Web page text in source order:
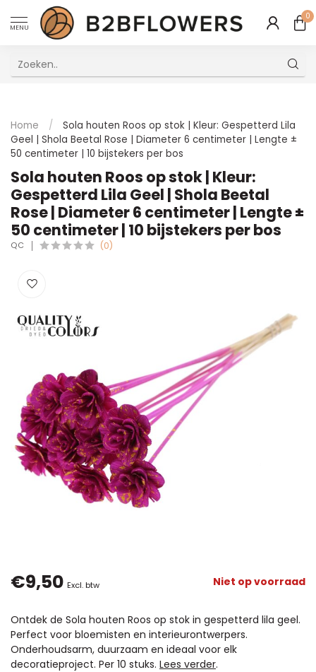
MENU
0
Home /
Sola houten Roos op stok | Kleur: Gespetterd Lila
Geel | Shola Beetal Rose | Diameter 6 centimeter | Lengte ±
50 centimeter | 10 bijstekers per bos
Sola houten Roos op stok | Kleur:
Gespetterd Lila Geel | Shola Beetal
Rose | Diameter 6 centimeter | Lengte ±
50 centimeter | 10 bijstekers per bos
QC (0)
€9,50 Excl. btw Niet op voorraad
Ontdek de Sola houten Roos op stok in gespetterd lila geel.
Perfect voor bloemisten en interieurontwerpers.
Onderhoudsarm, duurzaam en ideaal voor elk
decoratieproject. Per 10 stuks. Lees verder.